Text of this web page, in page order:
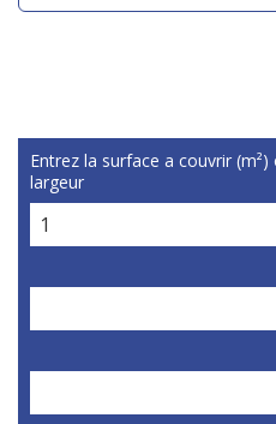
Entrez la surface a couvrir
largeur